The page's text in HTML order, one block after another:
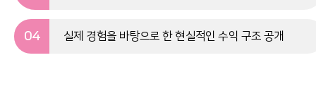
04 실제 경험을 바탕으로 한 현실적인 수익 구조 공개